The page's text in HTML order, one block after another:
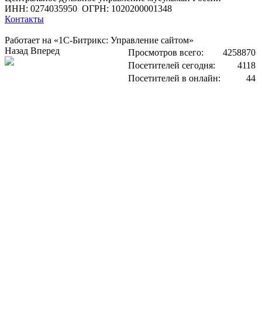
ИНН: 0274035950 ОГРН: 1020200001348
Контакты
Работает на «1С-Битрикс: Управление сайтом»
Просмотров всего:
4258870
Посетителей сегодня:
4118
Посетителей в онлайн:
44
Назад Вперед